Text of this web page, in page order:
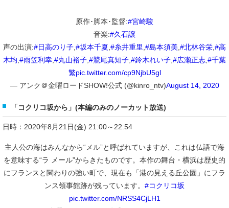
原作･脚本･監督:#宮崎駿
音楽:#久石譲
声の出演:#日高のり子 #坂本千夏 #糸井重里 #島本須美 #北林谷栄 #高
木均 #雨笠利幸 #丸山裕子 #鷲尾真知子 #鈴木れい子 #広瀬正志 #千葉
繁pic.twitter.com/cp9NjbU5gl
— アンク＠金曜ロードSHOW!公式 (@kinro_ntv)August 14, 2020
「コクリコ坂から」(本編のみのノーカット放送)
日時：2020年8月21日(金) 21:00～22:54
主人公の海はみんなから“メル”と呼ばれていますが、これは仏語で海
を意味する“ラ メール”からきたものです。本作の舞台・横浜は歴史的
にフランスと関わりの強い町で、現在も「港の見える丘公園」にフラ
ンス領事館跡が残っています。 #コクリコ坂
pic.twitter.com/NRSS4CjLH1